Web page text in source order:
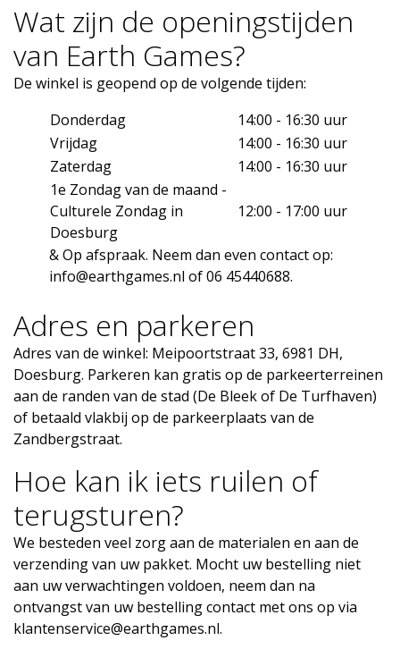
Wat zijn de openingstijden
van Earth Games?
De winkel is geopend op de volgende tijden:
Donderdag
14:00 - 16:30 uur
Vrijdag
14:00 - 16:30 uur
Zaterdag
14:00 - 16:30 uur
1e Zondag van de maand -
Culturele Zondag in
Doesburg
12:00 - 17:00 uur
& Op afspraak. Neem dan even contact op:
info@earthgames.nl of 06 45440688.
Adres en parkeren
Adres van de winkel: Meipoortstraat 33, 6981 DH,
Doesburg. Parkeren kan gratis op de parkeerterreinen
aan de randen van de stad (De Bleek of De Turfhaven)
of betaald vlakbij op de parkeerplaats van de
Zandbergstraat.
Hoe kan ik iets ruilen of
terugsturen?
We besteden veel zorg aan de materialen en aan de
verzending van uw pakket. Mocht uw bestelling niet
aan uw verwachtingen voldoen, neem dan na
ontvangst van uw bestelling contact met ons op via
klantenservice@earthgames.nl.